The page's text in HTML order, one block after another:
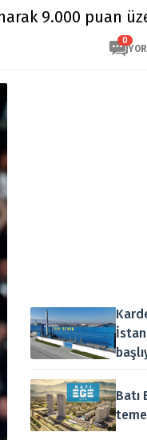
9.000 puan
0
Batı